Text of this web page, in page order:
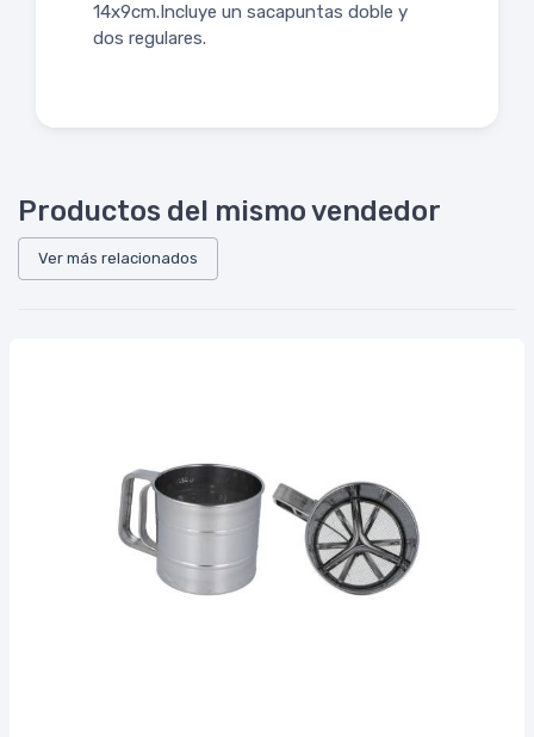
14x9cm.Incluye un sacapuntas doble y
dos regulares.
Productos del mismo vendedor
Ver más relacionados